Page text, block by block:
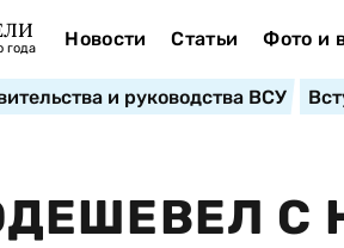
года Новости Статьи Фото и
и руководства ВСУ
С